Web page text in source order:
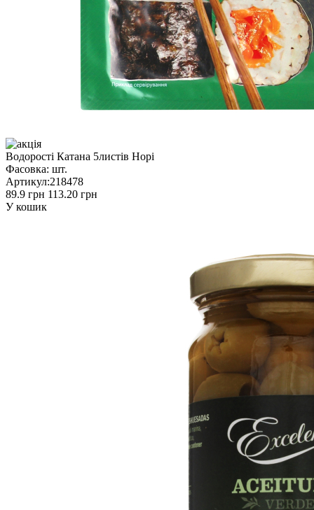
Водорості Катана 5листів Норі
Фасовка: шт.
Артикул:218478
89.9 грн 113.20 грн
У кошик